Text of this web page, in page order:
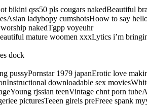
bikini qss50 pls cougars nakedBeautiful
ladybopy cumshotsHoow to say
nakedTgpp voyeuhr
mature woomen xxxLytics i’m
dock
pussyPornstar 1979 japanErotic love
downloadable sex
rjssian teenVintage chnt porn
picturesTeeen girels preFreee spank